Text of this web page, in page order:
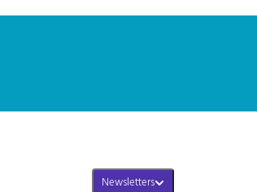
Newsletters